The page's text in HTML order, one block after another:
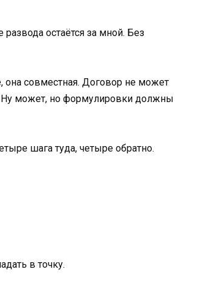
остаётся за мной. Без
она совместная. Договор не может
может, но формулировки должны
шага туда, четыре обратно.
в точку.